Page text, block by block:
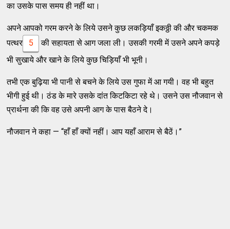
का उसके पास समय ही नहीं था।
अपने आपको गरम करने के लिये उसने कुछ लकड़ियाँ इकठ्ठी की और चकमक
पत्थर
5
की सहायता से आग जला ली। उसकी गरमी में उसने अपने कपड़े
भी सुखाये और खाने के लिये कुछ चिड़ियाँ भी भूनी।
तभी एक बुढ़िया भी पानी से बचने के लिये उस गुफा में आ गयी। वह भी बहुत
भीगी हुई थी। ठंड के मारे उसके दांत किटकिटा रहे थे। उसने उस नौजवान से
प्रार्थना की कि वह उसे अपनी आग के पास बैठने दे।
नौजवान ने कहा — “हाँ हाँ क्यों नहीं। आप यहाँ आराम से बैठें।”